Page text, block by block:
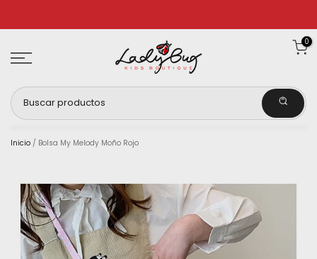
al
0
Inicio / Bolsa My Melody Moño Rojo